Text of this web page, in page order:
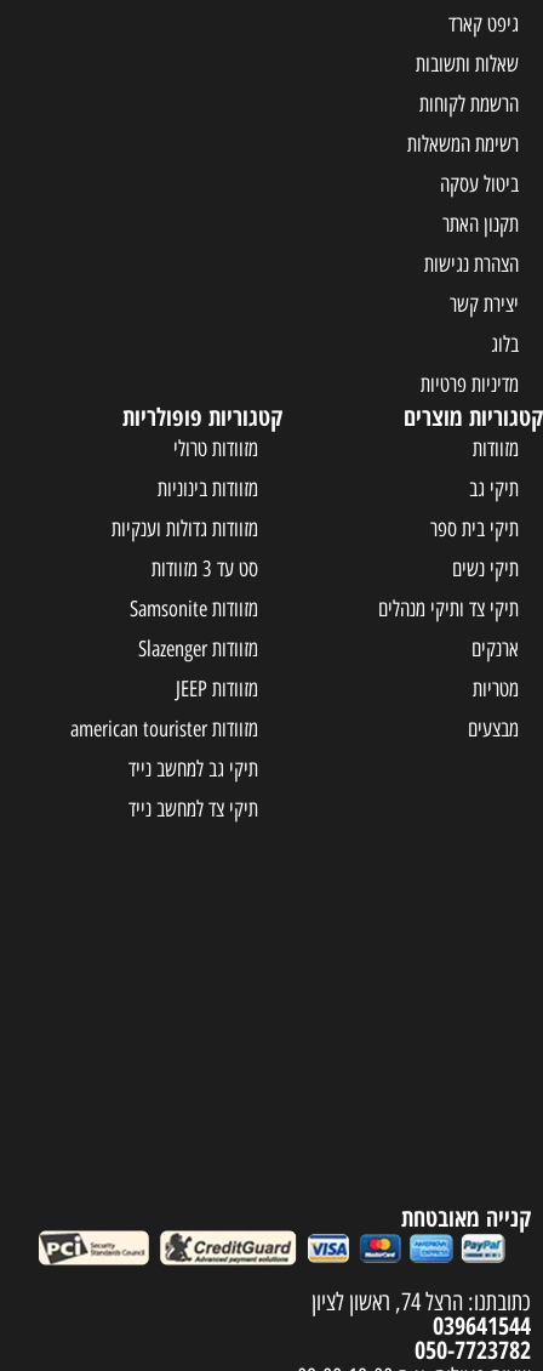
גיפט קארד
שאלות ותשובות
הרשמת לקוחות
רשימת המשאלות
ביטול עסקה
תקנון האתר
הצהרת נגישות
יצירת קשר
בלוג
מדיניות פרטיות
קטגוריות מוצרים
מזוודות
תיקי גב
תיקי בית ספר
תיקי נשים
תיקי צד ותיקי מנהלים
ארנקים
מטריות
מבצעים
קטגוריות פופולריות
מזוודות טרולי
מזוודות בינוניות
מזוודות גדולות וענקיות
סט עד 3 מזוודות
מזוודות Samsonite
מזוודות Slazenger
מזוודות JEEP
מזוודות american tourister
תיקי גב למחשב נייד
תיקי צד למחשב נייד
קנייה מאובטחת
כתובתנו: הרצל 74, ראשון לציון
039641544
050-7723782